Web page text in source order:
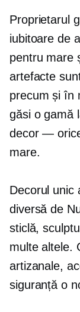
Proprietarul
iubitoare de
pentru mare
artefacte
precum și în
găsi o gamă
decor —
mare.
Decorul unic
diversă de
sticlă,
multe altele.
artizanale,
siguranță o